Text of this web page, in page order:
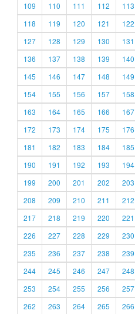
109
110 111 112 113
118
119 120 121 122
127
128 129 130 131
136
137 138 139 140
145
146 147 148 149
154
155 156 157 158
163
164 165 166 167
172
173 174 175 176
181
182 183 184 185
190
191 192 193 194
199
200 201 202 203
208
209 210 211 212
217
218 219 220 221
226
227 228 229 230
235
236 237 238 239
244
245 246 247 248
253
254 255 256 257
262
263 264 265 266